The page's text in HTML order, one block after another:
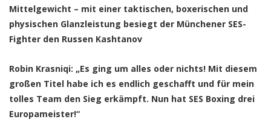
Mittelgewicht – mit einer taktischen, boxerischen und
physischen Glanzleistung besiegt der Münchener SES-
Fighter den Russen Kashtanov
Robin Krasniqi: „Es ging um alles oder nichts! Mit diesem
großen Titel habe ich es endlich geschafft und für mein
tolles Team den Sieg erkämpft. Nun hat SES Boxing drei
Europameister!“